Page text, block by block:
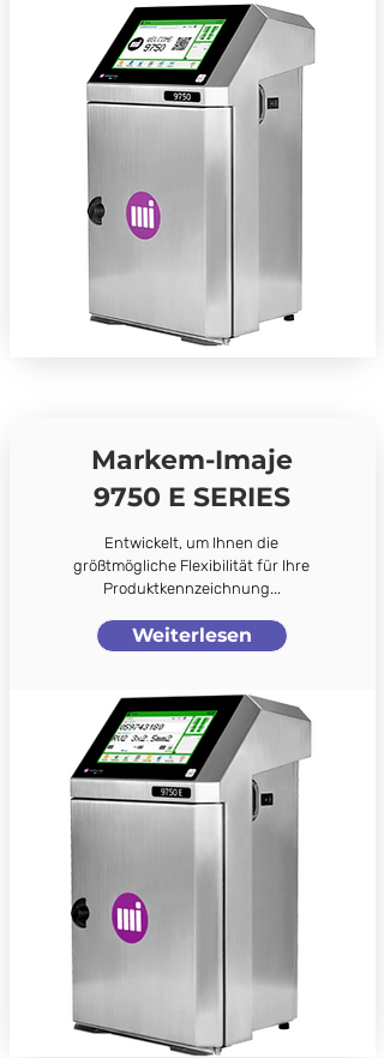
Markem-Imaje
9750 E SERIES
Entwickelt, um Ihnen die
größtmögliche Flexibilität für Ihre
Produktkennzeichnung...
Weiterlesen